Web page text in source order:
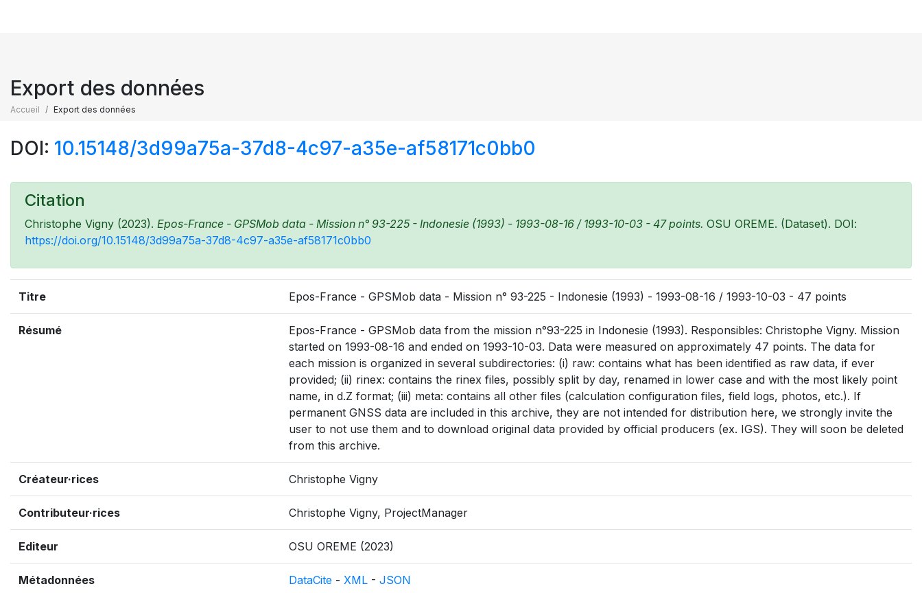
Export des données
Accueil Export des données
DOI: 10.15148/3d99a75a-37d8-4c97-a35e-af58171c0bb0
Citation
Christophe Vigny (2023). Epos-France - GPSMob data - Mission n° 93-225 - Indonesie (1993) - 1993-08-16 / 1993-10-03 - 47 points. OSU OREME. (Dataset). DOI:
https://doi.org/10.15148/3d99a75a-37d8-4c97-a35e-af58171c0bb0
Titre Epos-France - GPSMob data - Mission n° 93-225 - Indonesie (1993) - 1993-08-16 / 1993-10-03 - 47 points
Résumé
Epos-France - GPSMob data from the mission n°93-225 in Indonesie (1993). Responsibles: Christophe Vigny. Mission
started on 1993-08-16 and ended on 1993-10-03. Data were measured on approximately 47 points. The data for
each mission is organized in several subdirectories: (i) raw: contains what has been identified as raw data, if ever
provided; (ii) rinex: contains the rinex files, possibly split by day, renamed in lower case and with the most likely point
name, in d.Z format; (iii) meta: contains all other files (calculation configuration files, field logs, photos, etc.). If
permanent GNSS data are included in this archive, they are not intended for distribution here, we strongly invite the
user to not use them and to download original data provided by official producers (ex. IGS). They will soon be deleted
from this archive.
Créateur·rices Christophe Vigny
Contributeur·rices Christophe Vigny, ProjectManager
Editeur OSU OREME (2023)
Métadonnées DataCite - XML - JSON